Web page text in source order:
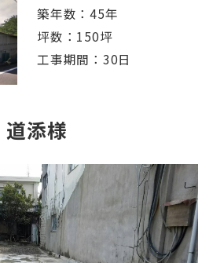
築年数：45年
坪数：150坪
工事期間：30日
道添様